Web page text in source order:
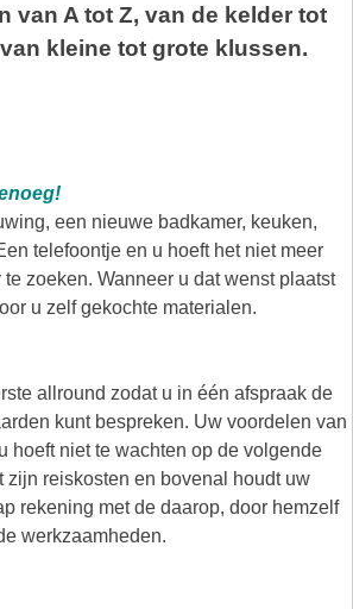
van A tot Z, van de kelder tot
kleine tot grote klussen.
een nieuwe badkamer, keuken,
telefoontje en u hoeft het niet meer
zoeken. Wanneer u dat wenst plaatst
u zelf gekochte materialen.
allround zodat u in één afspraak de
kunt bespreken. Uw voordelen van
hoeft niet te wachten op de volgende
zijn reiskosten en bovenal houdt uw
rekening met de daarop, door hemzelf
werkzaamheden.